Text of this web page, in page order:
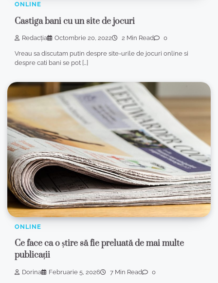
ONLINE
Castiga bani cu un site de jocuri
Redacția Octombrie 20, 2022 2 Min Read 0
Vreau sa discutam putin despre site-urile de jocuri online si
despre cati bani se pot […]
ONLINE
Ce face ca o știre să fie preluată de mai multe
publicații
Dorina Februarie 5, 2026 7 Min Read 0